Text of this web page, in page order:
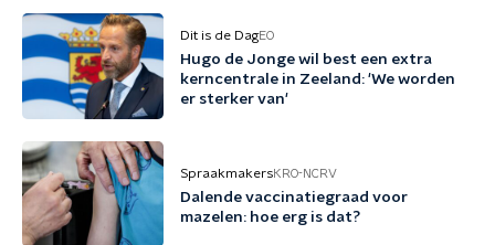
Dit is de DagEO
Hugo de Jonge wil best een extra
kerncentrale in Zeeland: 'We worden
er sterker van'
SpraakmakersKRO-NCRV
Dalende vaccinatiegraad voor
mazelen: hoe erg is dat?